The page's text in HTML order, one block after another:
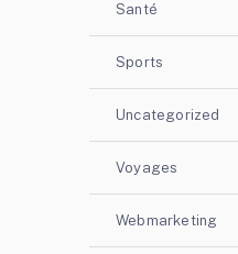
Santé
Sports
Uncategorized
Voyages
Webmarketing